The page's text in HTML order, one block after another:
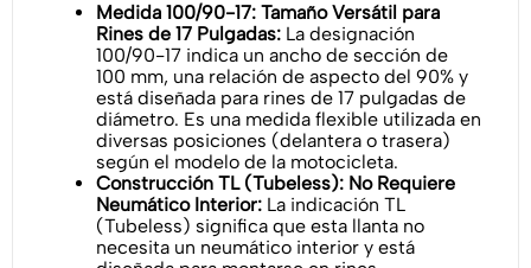
Medida 100/90-17: Tamaño Versátil para
Rines de 17 Pulgadas: La designación
100/90-17 indica un ancho de sección de
100 mm, una relación de aspecto del 90% y
está diseñada para rines de 17 pulgadas de
diámetro. Es una medida flexible utilizada en
diversas posiciones (delantera o trasera)
según el modelo de la motocicleta.
Construcción TL (Tubeless): No Requiere
Neumático Interior: La indicación TL
(Tubeless) significa que esta llanta no
necesita un neumático interior y está